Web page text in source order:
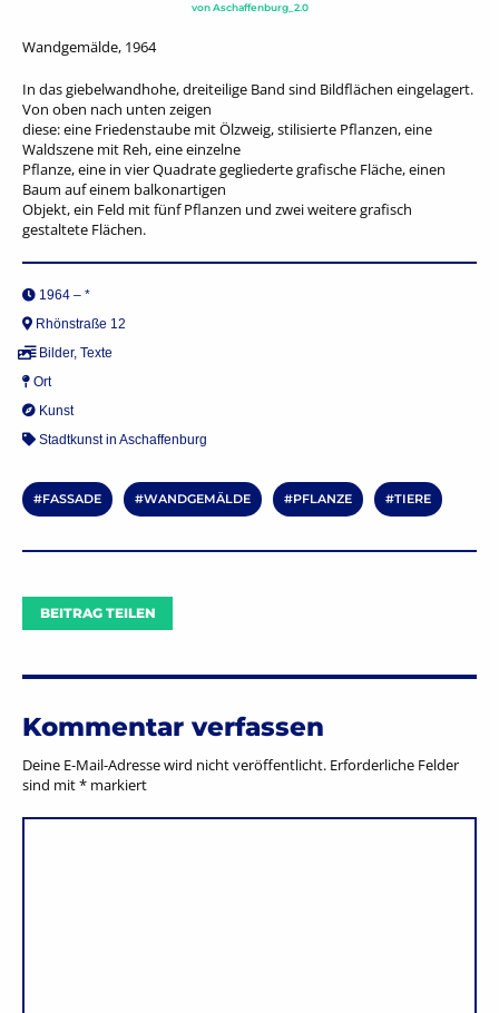
vonAschaffenburg_2.0
Wandgemälde, 1964
In das giebelwandhohe, dreiteilige Band sind Bildflächen eingelagert.
Von oben nach unten zeigen
diese: eine Friedenstaube mit Ölzweig, stilisierte Pflanzen, eine
Waldszene mit Reh, eine einzelne
Pflanze, eine in vier Quadrate gegliederte grafische Fläche, einen
Baum auf einem balkonartigen
Objekt, ein Feld mit fünf Pflanzen und zwei weitere grafisch
gestaltete Flächen.
1964 – *
Rhönstraße 12
Bilder, Texte
Ort
Kunst
Stadtkunst in Aschaffenburg
FASSADE WANDGEMÄLDE PFLANZE TIERE
BEITRAG TEILEN
Kommentar verfassen
Deine E-Mail-Adresse wird nicht veröffentlicht. Erforderliche Felder
sind mit* markiert